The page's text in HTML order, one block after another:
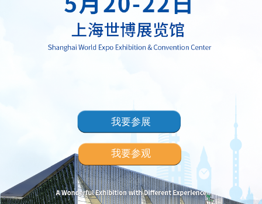
我要参展
我要参观